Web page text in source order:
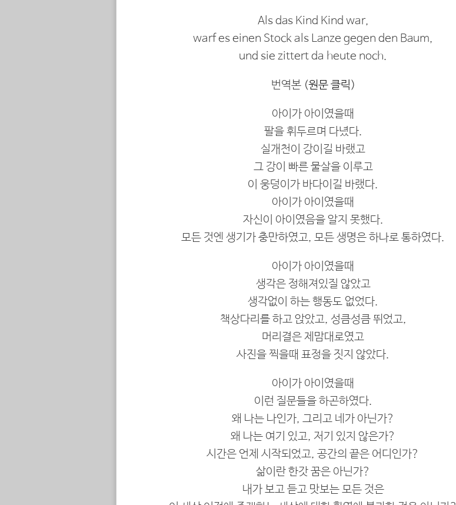
Als das Kind Kind war,
warf es einen Stock als Lanze gegen den Baum,
und sie zittert da heute noch.
번역본 (원문 클릭)
아이가 아이였을때
팔을 휘두르며 다녔다.
실개천이 강이길 바랬고
그 강이 빠른 물살을 이루고
이 웅덩이가 바다이길 바랬다.
아이가 아이였을때
자신이 아이였음을 알지 못했다.
모든 것엔 생기가 충만하였고, 모든 생명은 하나로 통하였다.
아이가 아이였을때
생각은 정해져있질 않았고
생각없이 하는 행동도 없었다.
책상다리를 하고 앉았고, 성큼성큼 뛰었고,
머리결은 제맘대로였고
사진을 찍을때 표정을 짓지 않았다.
아이가 아이였을때
이런 질문들을 하곤하였다.
왜 나는 나인가, 그리고 네가 아닌가?
왜 나는 여기 있고, 저기 있지 않은가?
시간은 언제 시작되었고, 공간의 끝은 어디인가?
삶이란 한갓 꿈은 아닌가?
내가 보고 듣고 맛보는 모든 것은